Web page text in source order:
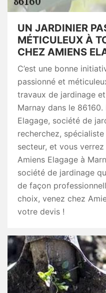
UN JARDINIER
MÉTICULEUX À
CHEZ AMIENS
C’est une bonne
passionné et
travaux de jardinage
Marnay dans le
Elagage, société de
recherchez,
secteur, et vous
Amiens Elagage à
société de jardinage
de façon
choix, venez chez
votre devis !